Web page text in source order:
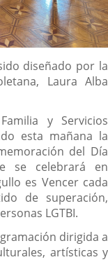
diseñado por la
Laura Alba
y Servicios
esta mañana la
del Día
se celebrará en
es Vencer cada
de superación,
LGTBI.
dirigida a
artísticas y